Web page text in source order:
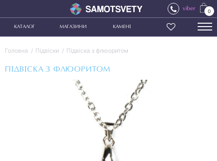
viber 0
КАТАЛОГ МАГАЗИНИ КАМЕНІ
Головна Підвіски Підвіска з флюоритом
ПІДВІСКА З ФЛЮОРИТОМ